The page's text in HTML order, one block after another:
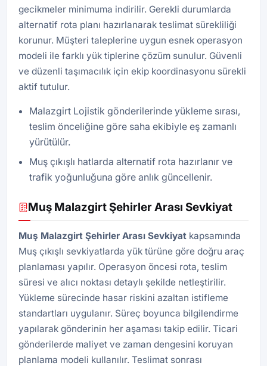
gecikmeler minimuma indirilir. Gerekli durumlarda
alternatif rota planı hazırlanarak teslimat sürekliliği
korunur. Müşteri taleplerine uygun esnek operasyon
modeli ile farklı yük tiplerine çözüm sunulur. Güvenli
ve düzenli taşımacılık için ekip koordinasyonu sürekli
aktif tutulur.
Malazgirt Lojistik gönderilerinde yükleme sırası,
teslim önceliğine göre saha ekibiyle eş zamanlı
yürütülür.
Muş çıkışlı hatlarda alternatif rota hazırlanır ve
trafik yoğunluğuna göre anlık güncellenir.
Muş Malazgirt Şehirler Arası Sevkiyat
Muş Malazgirt Şehirler Arası Sevkiyat kapsamında
Muş çıkışlı sevkiyatlarda yük türüne göre doğru araç
planlaması yapılır. Operasyon öncesi rota, teslim
süresi ve alıcı noktası detaylı şekilde netleştirilir.
Yükleme sürecinde hasar riskini azaltan istifleme
standartları uygulanır. Süreç boyunca bilgilendirme
yapılarak gönderinin her aşaması takip edilir. Ticari
gönderilerde maliyet ve zaman dengesini koruyan
planlama modeli kullanılır. Teslimat sonrası